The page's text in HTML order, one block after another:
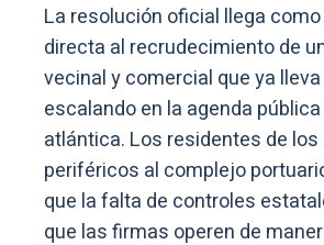
La resolución oficial llega
directa al recrudecimiento de
vecinal y comercial que ya
escalando en la agenda
atlántica. Los residentes de los
periféricos al complejo
que la falta de controles
que las firmas operen de